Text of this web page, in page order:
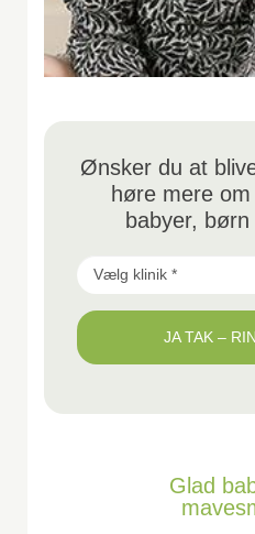
Ønsker du at
høre mere
babyer,
klinik
*
JA TAK –
Glad